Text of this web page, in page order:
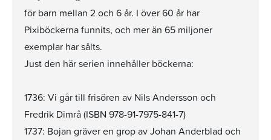
för barn mellan 2 och 6 år. I över 60 år har
Pixiböckerna funnits, och mer än 65 miljoner
exemplar har sålts.
Just den här serien innehåller böckerna:
1736: Vi går till frisören av Nils Andersson och
Fredrik Dimrå (ISBN 978-91-7975-841-7)
1737: Bojan gräver en grop av Johan Anderblad och